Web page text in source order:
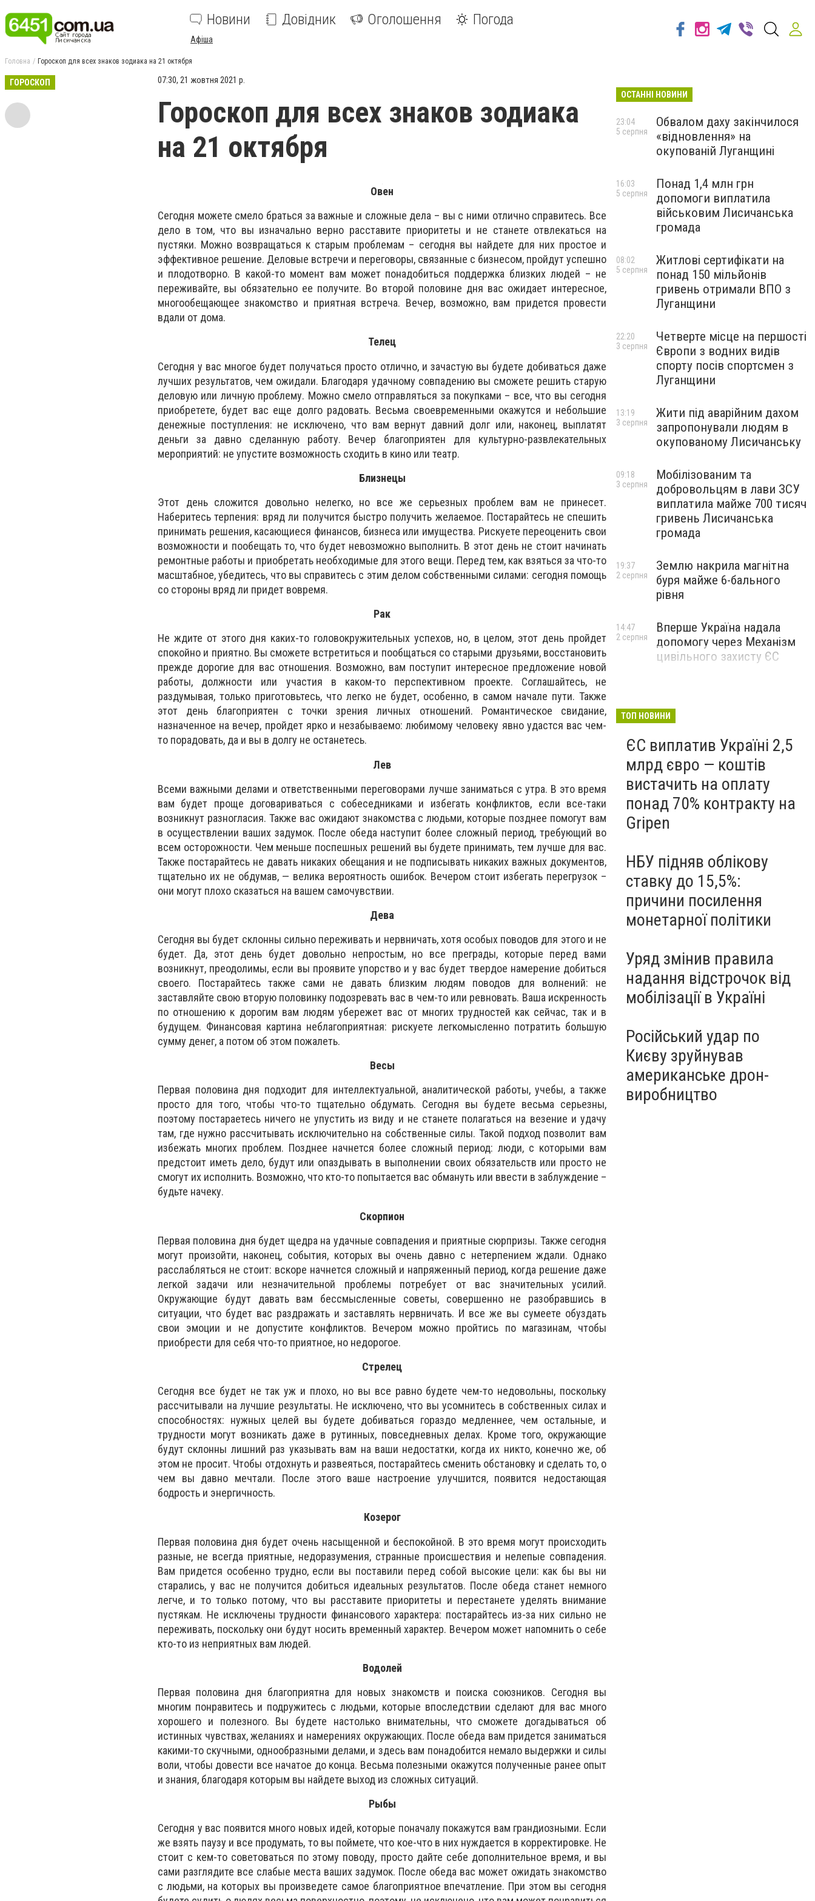
Новини Довідник Оголошення Погода
Афіша
Головна Гороскоп для всех знаков зодиака на 21 октября
ГОРОСКОП 07:30, 21 жовтня 2021 р.
Гороскоп для всех знаков зодиака
на 21 октября
Овен
Сегодня можете смело браться за важные и сложные дела – вы с ними отлично справитесь. Все
дело в том, что вы изначально верно расставите приоритеты и не станете отвлекаться на
пустяки. Можно возвращаться к старым проблемам – сегодня вы найдете для них простое и
эффективное решение. Деловые встречи и переговоры, связанные с бизнесом, пройдут успешно
и плодотворно. В какой-то момент вам может понадобиться поддержка близких людей – не
переживайте, вы обязательно ее получите. Во второй половине дня вас ожидает интересное,
многообещающее знакомство и приятная встреча. Вечер, возможно, вам придется провести
вдали от дома.
Телец
Сегодня у вас многое будет получаться просто отлично, и зачастую вы будете добиваться даже
лучших результатов, чем ожидали. Благодаря удачному совпадению вы сможете решить старую
деловую или личную проблему. Можно смело отправляться за покупками – все, что вы сегодня
приобретете, будет вас еще долго радовать. Весьма своевременными окажутся и небольшие
денежные поступления: не исключено, что вам вернут давний долг или, наконец, выплатят
деньги за давно сделанную работу. Вечер благоприятен для культурно-развлекательных
мероприятий: не упустите возможность сходить в кино или театр.
Близнецы
Этот день сложится довольно нелегко, но все же серьезных проблем вам не принесет.
Наберитесь терпения: вряд ли получится быстро получить желаемое. Постарайтесь не спешить
принимать решения, касающиеся финансов, бизнеса или имущества. Рискуете переоценить свои
возможности и пообещать то, что будет невозможно выполнить. В этот день не стоит начинать
ремонтные работы и приобретать необходимые для этого вещи. Перед тем, как взяться за что-то
масштабное, убедитесь, что вы справитесь с этим делом собственными силами: сегодня помощь
со стороны вряд ли придет вовремя.
Рак
Не ждите от этого дня каких-то головокружительных успехов, но, в целом, этот день пройдет
спокойно и приятно. Вы сможете встретиться и пообщаться со старыми друзьями, восстановить
прежде дорогие для вас отношения. Возможно, вам поступит интересное предложение новой
работы, должности или участия в каком-то перспективном проекте. Соглашайтесь, не
раздумывая, только приготовьтесь, что легко не будет, особенно, в самом начале пути. Также
этот день благоприятен с точки зрения личных отношений. Романтическое свидание,
назначенное на вечер, пройдет ярко и незабываемо: любимому человеку явно удастся вас чем-
то порадовать, да и вы в долгу не останетесь.
Лев
Всеми важными делами и ответственными переговорами лучше заниматься с утра. В это время
вам будет проще договариваться с собеседниками и избегать конфликтов, если все-таки
возникнут разногласия. Также вас ожидают знакомства с людьми, которые позднее помогут вам
в осуществлении ваших задумок. После обеда наступит более сложный период, требующий во
всем осторожности. Чем меньше поспешных решений вы будете принимать, тем лучше для вас.
Также постарайтесь не давать никаких обещания и не подписывать никаких важных документов,
тщательно их не обдумав, — велика вероятность ошибок. Вечером стоит избегать перегрузок –
они могут плохо сказаться на вашем самочувствии.
Дева
Сегодня вы будет склонны сильно переживать и нервничать, хотя особых поводов для этого и не
будет. Да, этот день будет довольно непростым, но все преграды, которые перед вами
возникнут, преодолимы, если вы проявите упорство и у вас будет твердое намерение добиться
своего. Постарайтесь также сами не давать близким людям поводов для волнений: не
заставляйте свою вторую половинку подозревать вас в чем-то или ревновать. Ваша искренность
по отношению к дорогим вам людям убережет вас от многих трудностей как сейчас, так и в
будущем. Финансовая картина неблагоприятная: рискуете легкомысленно потратить большую
сумму денег, а потом об этом пожалеть.
Весы
Первая половина дня подходит для интеллектуальной, аналитической работы, учебы, а также
просто для того, чтобы что-то тщательно обдумать. Сегодня вы будете весьма серьезны,
поэтому постараетесь ничего не упустить из виду и не станете полагаться на везение и удачу
там, где нужно рассчитывать исключительно на собственные силы. Такой подход позволит вам
избежать многих проблем. Позднее начнется более сложный период: люди, с которыми вам
предстоит иметь дело, будут или опаздывать в выполнении своих обязательств или просто не
смогут их исполнить. Возможно, что кто-то попытается вас обмануть или ввести в заблуждение –
будьте начеку.
Скорпион
Первая половина дня будет щедра на удачные совпадения и приятные сюрпризы. Также сегодня
могут произойти, наконец, события, которых вы очень давно с нетерпением ждали. Однако
расслабляться не стоит: вскоре начнется сложный и напряженный период, когда решение даже
легкой задачи или незначительной проблемы потребует от вас значительных усилий.
Окружающие будут давать вам бессмысленные советы, совершенно не разобравшись в
ситуации, что будет вас раздражать и заставлять нервничать. И все же вы сумеете обуздать
свои эмоции и не допустите конфликтов. Вечером можно пройтись по магазинам, чтобы
приобрести для себя что-то приятное, но недорогое.
Стрелец
Сегодня все будет не так уж и плохо, но вы все равно будете чем-то недовольны, поскольку
рассчитывали на лучшие результаты. Не исключено, что вы усомнитесь в собственных силах и
способностях: нужных целей вы будете добиваться гораздо медленнее, чем остальные, и
трудности могут возникать даже в рутинных, повседневных делах. Кроме того, окружающие
будут склонны лишний раз указывать вам на ваши недостатки, когда их никто, конечно же, об
этом не просит. Чтобы отдохнуть и развеяться, постарайтесь сменить обстановку и сделать то, о
чем вы давно мечтали. После этого ваше настроение улучшится, появится недостающая
бодрость и энергичность.
Козерог
Первая половина дня будет очень насыщенной и беспокойной. В это время могут происходить
разные, не всегда приятные, недоразумения, странные происшествия и нелепые совпадения.
Вам придется особенно трудно, если вы поставили перед собой высокие цели: как бы вы ни
старались, у вас не получится добиться идеальных результатов. После обеда станет немного
легче, и то только потому, что вы расставите приоритеты и перестанете уделять внимание
пустякам. Не исключены трудности финансового характера: постарайтесь из-за них сильно не
переживать, поскольку они будут носить временный характер. Вечером может напомнить о себе
кто-то из неприятных вам людей.
Водолей
Первая половина дня благоприятна для новых знакомств и поиска союзников. Сегодня вы
многим понравитесь и подружитесь с людьми, которые впоследствии сделают для вас много
хорошего и полезного. Вы будете настолько внимательны, что сможете догадываться об
истинных чувствах, желаниях и намерениях окружающих. После обеда вам придется заниматься
какими-то скучными, однообразными делами, и здесь вам понадобится немало выдержки и силы
воли, чтобы довести все начатое до конца. Весьма полезными окажутся полученные ранее опыт
и знания, благодаря которым вы найдете выход из сложных ситуаций.
Рыбы
Сегодня у вас появится много новых идей, которые поначалу покажутся вам грандиозными. Если
же взять паузу и все продумать, то вы поймете, что кое-что в них нуждается в корректировке. Не
стоит с кем-то советоваться по этому поводу, просто дайте себе дополнительное время, и вы
сами разглядите все слабые места ваших задумок. После обеда вас может ожидать знакомство
с людьми, на которых вы произведете самое благоприятное впечатление. При этом вы сегодня
ОСТАННІ НОВИНИ
Обвалом даху закінчилося
«відновлення» на
окупованій Луганщині
23:04
5 серпня
Понад 1,4 млн грн
допомоги виплатила
військовим Лисичанська
громада
16:03
5 серпня
Житлові сертифікати на
понад 150 мільйонів
гривень отримали ВПО з
Луганщини
08:02
5 серпня
Четверте місце на першості
Європи з водних видів
спорту посів спортсмен з
Луганщини
22:20
3 серпня
Жити під аварійним дахом
запропонували людям в
окупованому Лисичанську
13:19
3 серпня
Мобілізованим та
добровольцям в лави ЗСУ
виплатила майже 700 тисяч
гривень Лисичанська
громада
09:18
3 серпня
Землю накрила магнітна
буря майже 6-бального
рівня
19:37
2 серпня
Вперше Україна надала
допомогу через Механізм
цивільного захисту ЄС
14:47
2 серпня
ТОП НОВИНИ
ЄС виплатив Україні 2,5
млрд євро — коштів
вистачить на оплату
понад 70% контракту на
Gripen
НБУ підняв облікову
ставку до 15,5%:
причини посилення
монетарної політики
Уряд змінив правила
надання відстрочок від
мобілізації в Україні
Російський удар по
Києву зруйнував
американське дрон-
виробництво